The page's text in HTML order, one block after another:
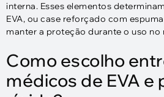
interna. Esses elementos
EVA, ou case reforçado com
manter a proteção durante o uso no
Como escolho
médicos de EVA e